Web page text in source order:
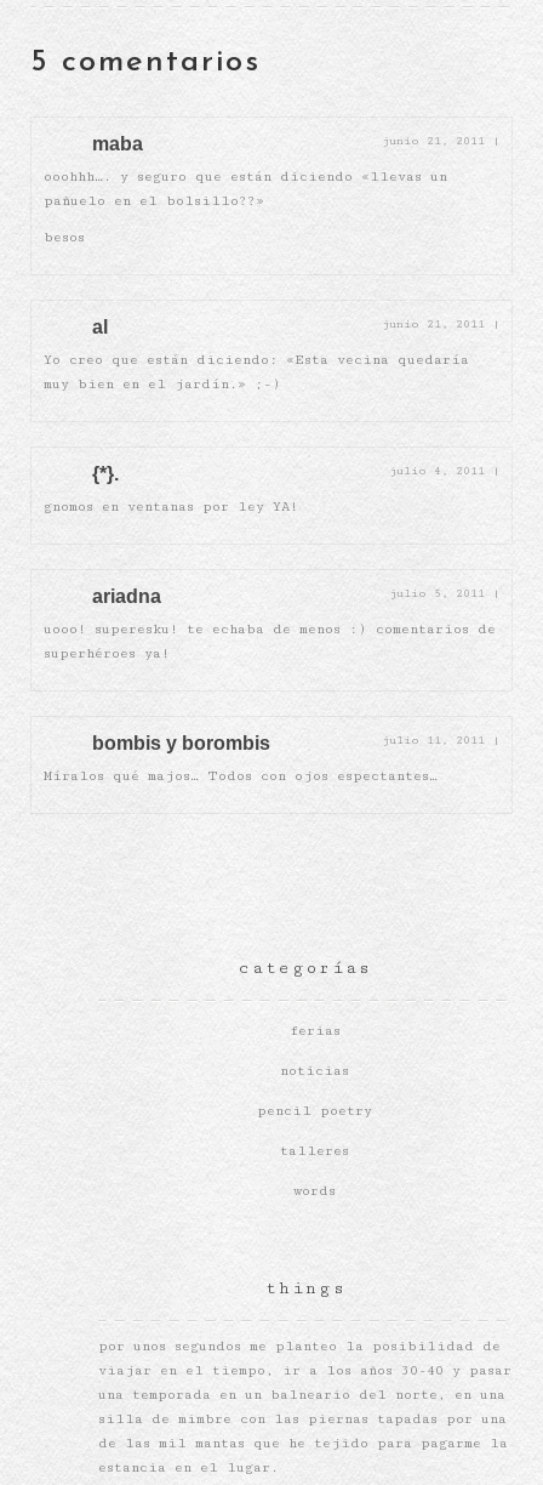
5 comentarios
maba junio 21, 2011 |
ooohhh…. y seguro que están diciendo «llevas un
pañuelo en el bolsillo??»
besos
al junio 21, 2011 |
Yo creo que están diciendo: «Esta vecina quedaría
muy bien en el jardín.» ;-)
{*}. julio 4, 2011 |
gnomos en ventanas por ley YA!
ariadna julio 5, 2011 |
uooo! superesku! te echaba de menos :) comentarios de
superhéroes ya!
bombis y borombis julio 11, 2011 |
Míralos qué majos… Todos con ojos espectantes…
categorías
ferias
noticias
pencil poetry
talleres
words
things
por unos segundos me planteo la posibilidad de
viajar en el tiempo, ir a los años 30-40 y pasar
una temporada en un balneario del norte, en una
silla de mimbre con las piernas tapadas por una
de las mil mantas que he tejido para pagarme la
estancia en el lugar.